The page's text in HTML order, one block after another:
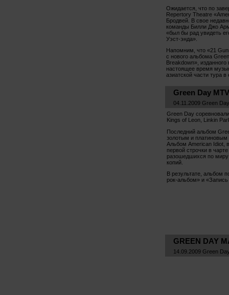
Ожидается, что по
Repertory Theatre
Бродвей. В свое
команды Билли Джо
«был бы рад увидеть
Уэст-энда».
Напомним, что «21
с нового альбома
Breakdown», изданного
настоящее время
азиатской части тура в
Green Day
04.11.2009 Green Day
Green Day
Kings of Leon, Linkin
Последний альбом
золотым и
Альбом American Idiot,
первой строчки в
разошедшихся по миру
копий.
В результате, альбом
рок-альбом» и «Запись
GREEN DAY
14.09.2009 Green